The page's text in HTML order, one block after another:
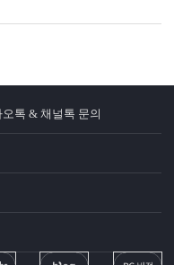
오톡 & 채널톡 문의